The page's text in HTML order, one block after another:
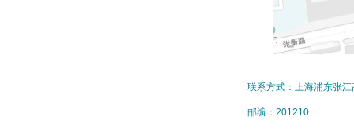
联系方式：上海浦东张
邮编：201210